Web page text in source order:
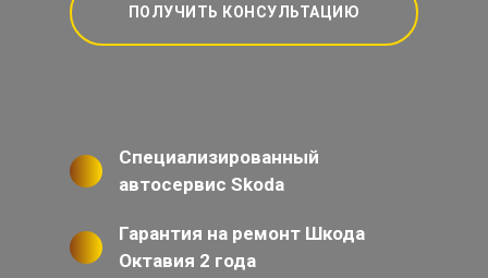
ПОЛУЧИТЬ КОНСУЛЬТАЦИЮ
Специализированный
автосервис Skoda
Гарантия на ремонт Шкода
Октавия 2 года